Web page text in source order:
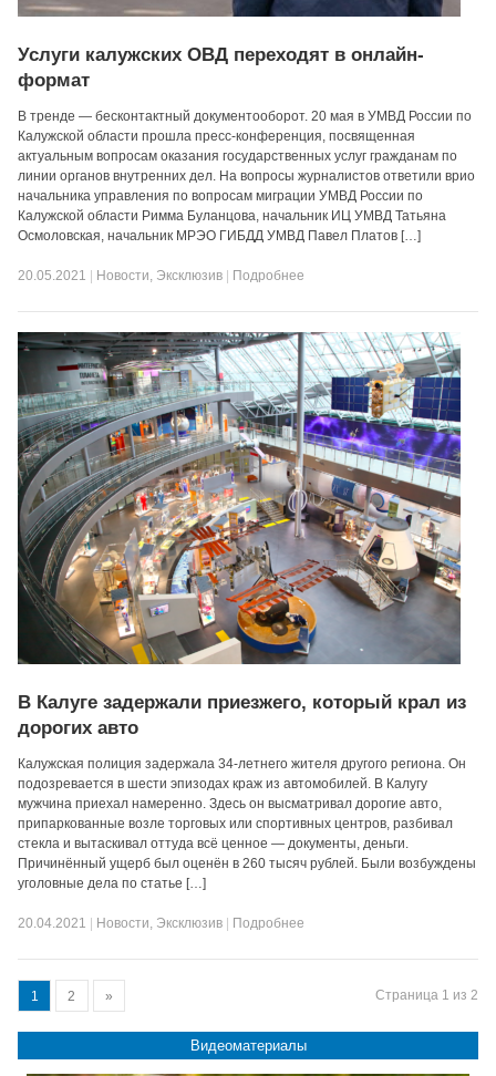
Услуги калужских ОВД переходят в онлайн-
формат
В тренде — бесконтактный документооборот. 20 мая в УМВД России по
Калужской области прошла пресс-конференция, посвященная
актуальным вопросам оказания государственных услуг гражданам по
линии органов внутренних дел. На вопросы журналистов ответили врио
начальника управления по вопросам миграции УМВД России по
Калужской области Римма Буланцова, начальник ИЦ УМВД Татьяна
Осмоловская, начальник МРЭО ГИБДД УМВД Павел Платов […]
20.05.2021 Новости, Эксклюзив Подробнее
В Калуге задержали приезжего, который крал из
дорогих авто
Калужская полиция задержала 34-летнего жителя другого региона. Он
подозревается в шести эпизодах краж из автомобилей. В Калугу
мужчина приехал намеренно. Здесь он высматривал дорогие авто,
припаркованные возле торговых или спортивных центров, разбивал
стекла и вытаскивал оттуда всё ценное — документы, деньги.
Причинённый ущерб был оценён в 260 тысяч рублей. Были возбуждены
уголовные дела по статье […]
20.04.2021 Новости, Эксклюзив Подробнее
Страница 1 из 2
1 2 »
Видеоматериалы